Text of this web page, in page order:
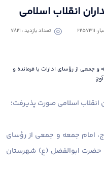
انقلاب اسلامی
تعداد بازدید : 7821
جمعی از رؤسای ادارات با فرمانده و
انقلاب اسلامی صورت پذیرفت؛
امام جمعه و جمعی از رؤسای
حضرت ابوالفضل (ع) شهرستان